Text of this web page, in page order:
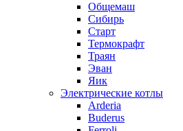
Общемаш
Сибирь
Старт
Термокрафт
Траян
Эван
Яик
Электрические котлы
Arderia
Buderus